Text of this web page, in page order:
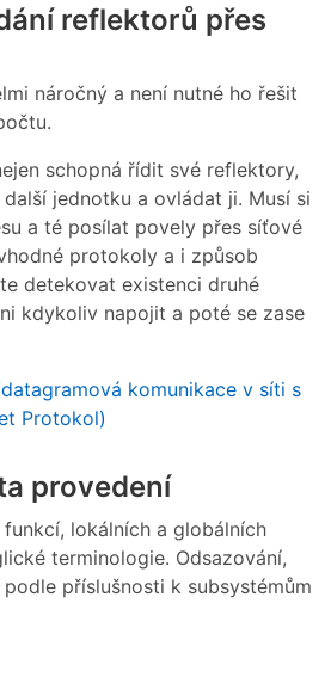
reflektorů přes
náročný a není nutné ho řešit
schopná řídit své reflektory,
jednotku a ovládat ji. Musí si
a té posílat povely přes síťové
protokoly a i způsob
detekovat existenci druhé
kdykoliv napojit a poté se zase
komunikace v síti s
Protokol)
provedení
lokálních a globálních
terminologie. Odsazování,
příslušnosti k subsystémům